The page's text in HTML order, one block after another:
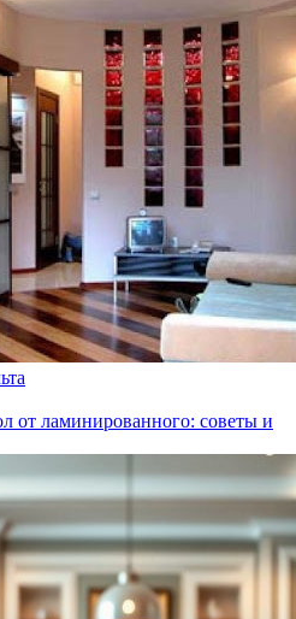
от ламинированного: советы и